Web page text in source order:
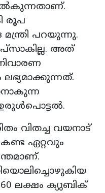
രൂപ
മന്ത്രി പറയുന്നു.
അത്
വിതച്ച വയനാട്
ഏറ്റവും
ലക്ഷം ക്യുബിക്